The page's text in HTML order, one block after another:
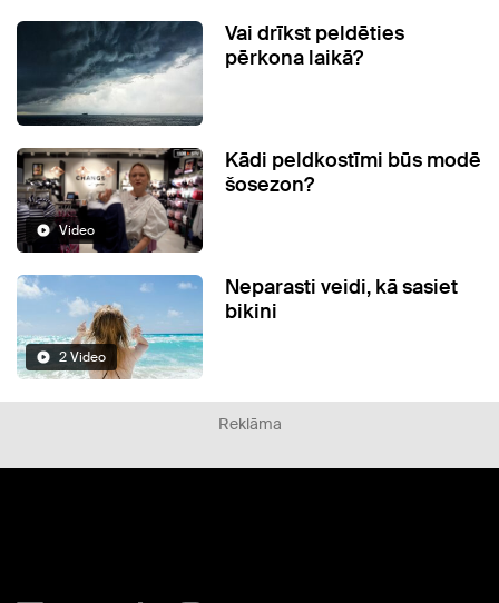
Vai drīkst peldēties
pērkona laikā?
Video
Kādi peldkostīmi būs modē
šosezon?
2 Video
Neparasti veidi, kā sasiet
bikini
Reklāma